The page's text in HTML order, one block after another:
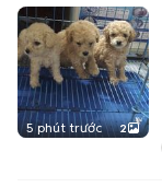
5 phút trước 2